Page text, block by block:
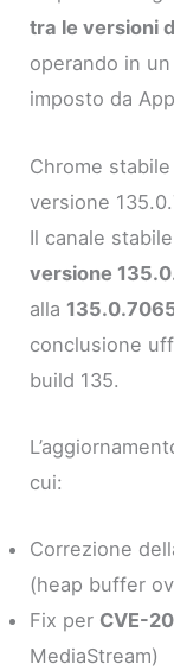
tra le versioni
operando in
imposto da
Chrome
versione
Il canale
versione
alla
conclusione
build 135.
cui:
Correzione
(heap buffer
Fix per CVE-
MediaStream)